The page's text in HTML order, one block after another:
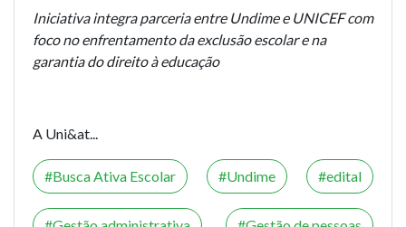
Iniciativa integra parceria entre Undime e UNICEF com
foco no enfrentamento da exclusão escolar e na
garantia do direito à educação
A Uni&at...
Busca Ativa Escolar Undime edital